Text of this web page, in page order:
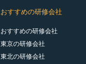
おすすめの研修会社
おすすめの研修会社
東京の研修会社
東北の研修会社